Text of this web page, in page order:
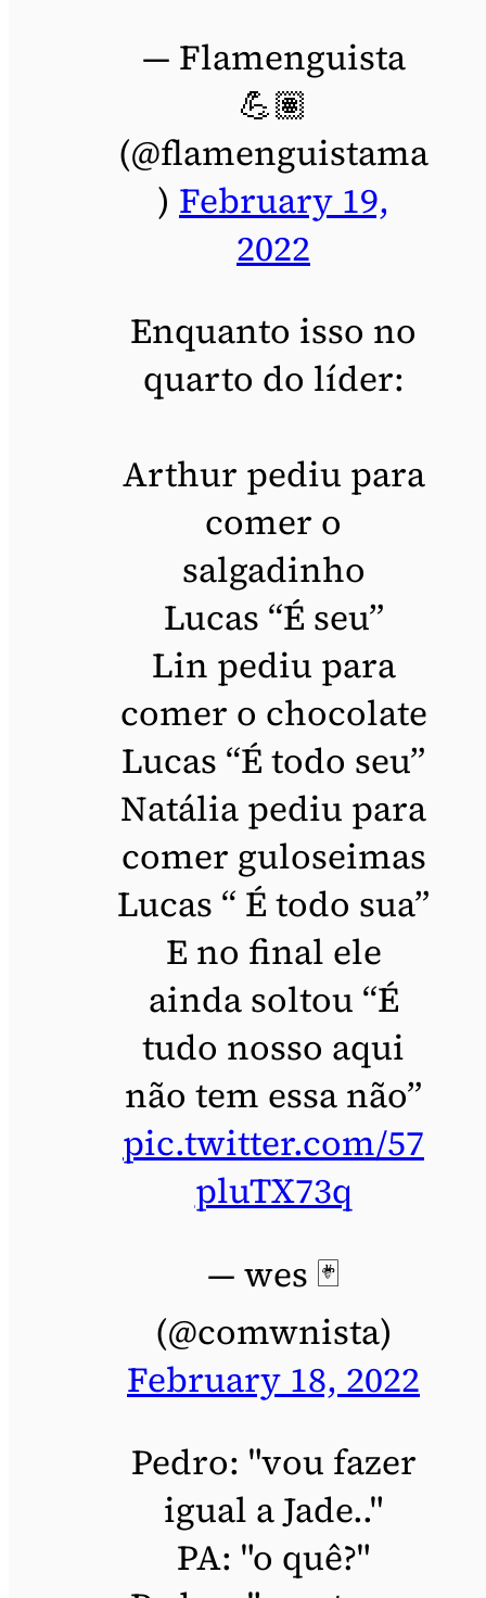
— Flamenguista
💪🏽
(@flamenguistama
) February 19,
2022
Enquanto isso no
quarto do líder:
Arthur pediu para
comer o
salgadinho
Lucas “É seu”
Lin pediu para
comer o chocolate
Lucas “É todo seu”
Natália pediu para
comer guloseimas
Lucas “ É todo sua”
E no final ele
ainda soltou “É
tudo nosso aqui
não tem essa não”
pic.twitter.com/57
pluTX73q
— wes 🃏
(@comwnista)
February 18, 2022
Pedro: "vou fazer
igual a Jade.."
PA: "o quê?"